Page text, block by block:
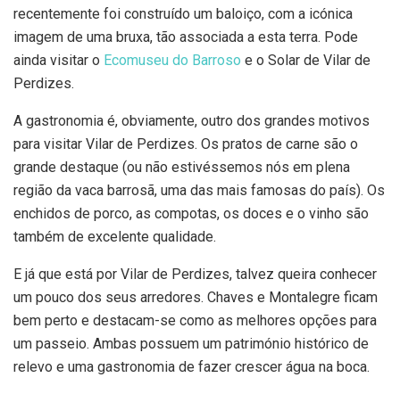
recentemente foi construído um baloiço, com a icónica
imagem de uma bruxa, tão associada a esta terra. Pode
ainda visitar o Ecomuseu do Barroso e o Solar de Vilar de
Perdizes.
A gastronomia é, obviamente, outro dos grandes motivos
para visitar Vilar de Perdizes. Os pratos de carne são o
grande destaque (ou não estivéssemos nós em plena
região da vaca barrosã, uma das mais famosas do país). Os
enchidos de porco, as compotas, os doces e o vinho são
também de excelente qualidade.
E já que está por Vilar de Perdizes, talvez queira conhecer
um pouco dos seus arredores. Chaves e Montalegre ficam
bem perto e destacam-se como as melhores opções para
um passeio. Ambas possuem um património histórico de
relevo e uma gastronomia de fazer crescer água na boca.